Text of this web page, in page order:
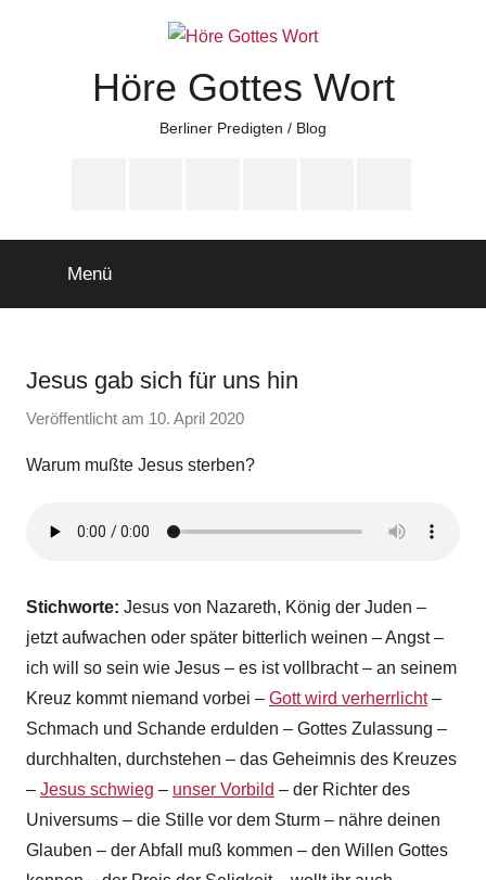
Höre Gottes Wort
Berliner Predigten / Blog
Menü
Jesus gab sich für uns hin
Veröffentlicht am 10. April 2020
n
e
i
n
d
e
z
e
n
t
r
u
Warum mußte Jesus sterben?
Stichworte: Jesus von Nazareth, König der Juden –
jetzt aufwachen oder später bitterlich weinen – Angst –
ich will so sein wie Jesus – es ist vollbracht – an seinem
Kreuz kommt niemand vorbei – Gott wird verherrlicht–
Schmach und Schande erdulden – Gottes Zulassung –
durchhalten, durchstehen – das Geheimnis des Kreuzes
– Jesus schwieg – unser Vorbild – der Richter des
Universums – die Stille vor dem Sturm – nähre deinen
Glauben – der Abfall muß kommen – den Willen Gottes